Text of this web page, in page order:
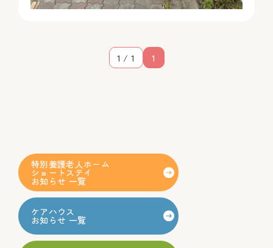
1 / 1 1
特別養護老人ホーム
ショートステイ
お知らせ 一覧
ケアハウス
お知らせ 一覧